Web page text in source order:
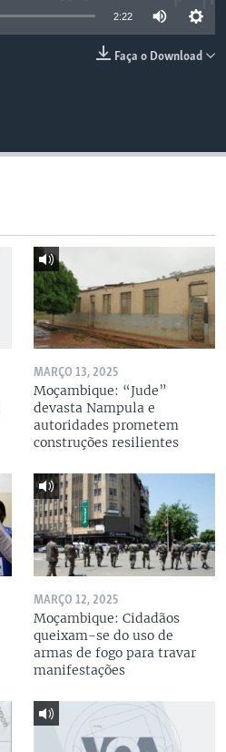
2:22
Faça o Download
MARÇO 13, 2025
Moçambique: “Jude”
devasta Nampula e
autoridades prometem
construções resilientes
MARÇO 12, 2025
Moçambique: Cidadãos
queixam-se do uso de
armas de fogo para travar
manifestações